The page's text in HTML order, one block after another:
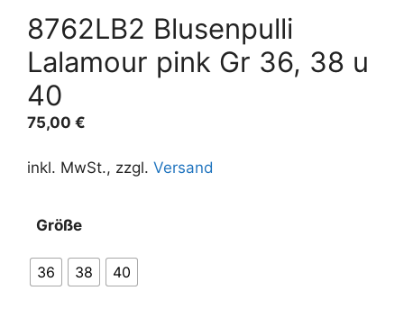
8762LB2 Blusenpulli
Lalamour pink Gr 36, 38 u
40
75,00 €
inkl. MwSt., zzgl. Versand
Größe
36 38 40
t
e